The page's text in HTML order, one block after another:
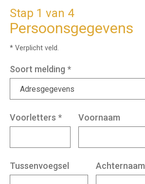
Stap 1 van 4
Persoonsgegevens
* Verplicht veld.
Soort melding *
Voorletters * Voornaam
Tussenvoegsel Achternaam